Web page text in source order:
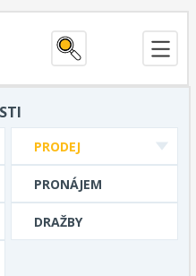
PRODEJ
PRONÁJEM
DRAŽBY